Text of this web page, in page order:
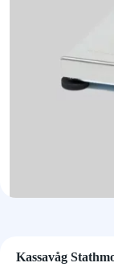
Kassavåg